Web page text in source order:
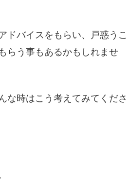
ドバイスをもらい、戸惑うこ
らう事もあるかもしれませ
な時はこう考えてみてくださ